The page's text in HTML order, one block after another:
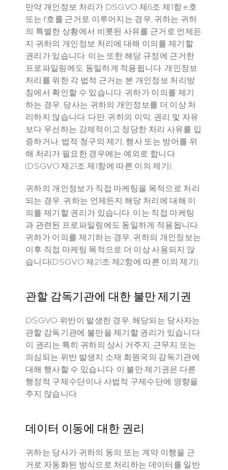
만약 개인정보 처리가 DSGVO 제6조 제1항 e호
또는 f호를 근거로 이루어지는 경우, 귀하는 귀하
의 특별한 상황에서 비롯된 사유를 근거로 언제든
지 귀하의 개인정보 처리에 대해 이의를 제기할
권리가 있습니다. 이는 또한 해당 규정에 근거한
프로파일링에도 동일하게 적용됩니다. 개인정보
처리를 위한 각 법적 근거는 본 개인정보 처리방
침에서 확인할 수 있습니다. 귀하가 이의를 제기
하는 경우, 당사는 귀하의 개인정보를 더 이상 처
리하지 않습니다. 다만, 귀하의 이익, 권리 및 자유
보다 우선하는 강제적이고 정당한 처리 사유를 입
증하거나, 법적 청구의 제기, 행사 또는 방어를 위
해 처리가 필요한 경우에는 예외로 합니다
(DSGVO 제21조 제1항에 따른 이의 제기).
귀하의 개인정보가 직접 마케팅을 목적으로 처리
되는 경우, 귀하는 언제든지 해당 처리에 대해 이
의를 제기할 권리가 있습니다. 이는 직접 마케팅
과 관련된 프로파일링에도 동일하게 적용됩니다.
귀하가 이의를 제기하는 경우, 귀하의 개인정보는
이후 직접 마케팅 목적으로 더 이상 사용되지 않
습니다(DSGVO 제21조 제2항에 따른 이의 제기).
관할 감독기관에 대한 불만 제기권
DSGVO 위반이 발생한 경우, 해당되는 당사자는
관할 감독기관에 불만을 제기할 권리가 있습니다.
이 권리는 특히 귀하의 상시 거주지, 근무지 또는
의심되는 위반 발생지 소재 회원국의 감독기관에
대해 행사할 수 있습니다. 이 불만 제기권은 다른
행정적 구제수단이나 사법적 구제수단에 영향을
주지 않습니다.
데이터 이동에 대한 권리
귀하는 당사가 귀하의 동의 또는 계약 이행을 근
거로 자동화된 방식으로 처리하는 데이터를 일반